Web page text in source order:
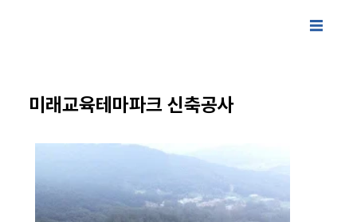
미래교육테마파크 신축공사